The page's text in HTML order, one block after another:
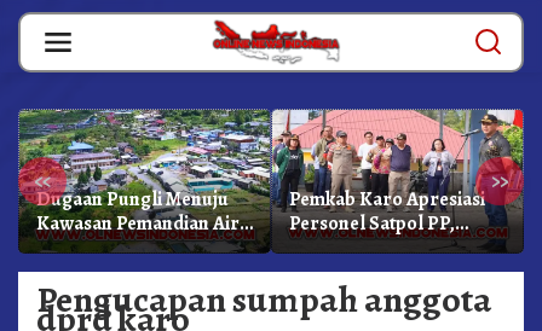
Skip
content
« »
Dugaan Pungli Menuju
Kawasan Pemandian Air
Panas Semangat Gunung
– Doulu Foto Dan
Videokan!
Pemkab Karo Apresiasi
Personel Satpol PP,
Linmas, Dan Pemadam
Kebakaran
Pengucapan sumpah anggota
dprd karo